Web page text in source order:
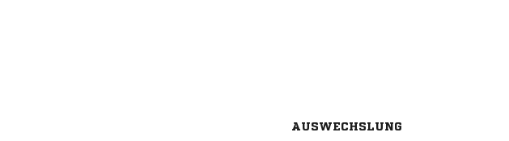
AUSWECHSLUNG